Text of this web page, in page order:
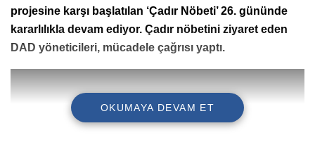
projesine karşı başlatılan ‘Çadır Nöbeti’ 26. gününde
kararlılıkla devam ediyor. Çadır nöbetini ziyaret eden
DAD yöneticileri, mücadele çağrısı yaptı.
OKUMAYA DEVAM ET